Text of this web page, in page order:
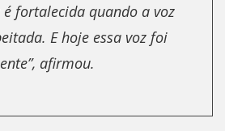
é fortalecida quando a voz
E hoje essa voz foi
afirmou.